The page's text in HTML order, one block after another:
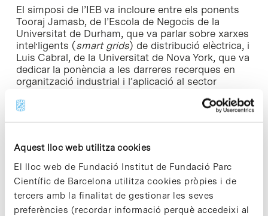
Aquest lloc web utilitza cookies
El lloc web de Fundació Institut de Fundació Parc
Científic de Barcelona utilitza cookies pròpies i de
tercers amb la finalitat de gestionar les seves
preferències (recordar informació perquè accedeixi al
El simposi de l’IEB va incloure entre els ponents
Tooraj Jamasb, de l’Escola de Negocis de la
Universitat de Durham, que va parlar sobre xarxes
intel·ligents (smart grids) de distribució elèctrica, i
Luis Cabral, de la Universitat de Nova York, que va
dedicar la ponència a les darreres recerques en
organització industrial i l’aplicació al sector
A la jornada també van tenir lloc diverses taules
energètic, l’energia i els mercats i l’energia i la
política mediambiental. Les diverses conferències
van tractar aspectes com els canvis necessaris en
els comercialitzadors, la complementarietat de
totes les energies i la tendència que el
consumidor en sigui una part més activa.